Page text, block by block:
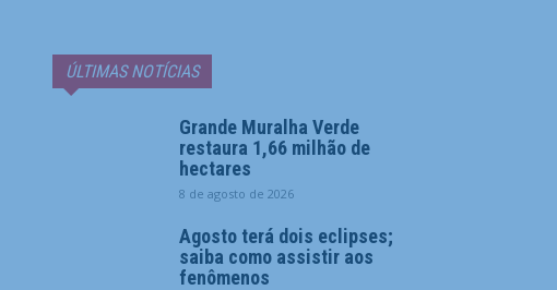
ÚLTIMAS NOTÍCIAS
Grande Muralha Verde
restaura 1,66 milhão de
hectares
8 de agosto de 2026
Agosto terá dois eclipses;
saiba como assistir aos
fenômenos